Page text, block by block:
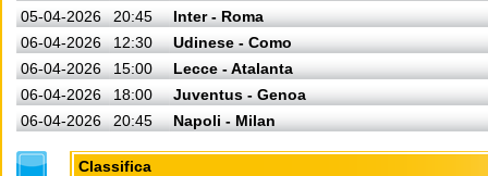
05-04-2026
20:45
Inter - Roma
06-04-2026
12:30
Udinese - Como
06-04-2026
15:00
Lecce - Atalanta
06-04-2026
18:00
Juventus - Genoa
06-04-2026
20:45 Napoli - Milan
Classifica